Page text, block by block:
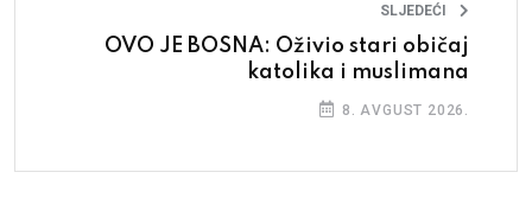
SLJEDEĆI
OVO JE BOSNA: Oživio stari običaj
katolika i muslimana
8. AVGUST 2026.